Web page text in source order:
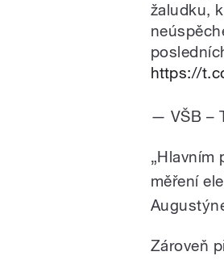
žaludku,
https://
— VŠB –
„Hlavním
měření
Zároveň